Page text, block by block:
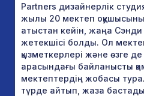
Partners дизайнерлік
жылы 20 мектеп оқушысының
атыстан кейін, жаңа Сэнди
жетекшісі болды. Ол
қызметкерлері және өзге де
арасындағы байланысты
мектептердің жобасы
түрде айтып, жаза